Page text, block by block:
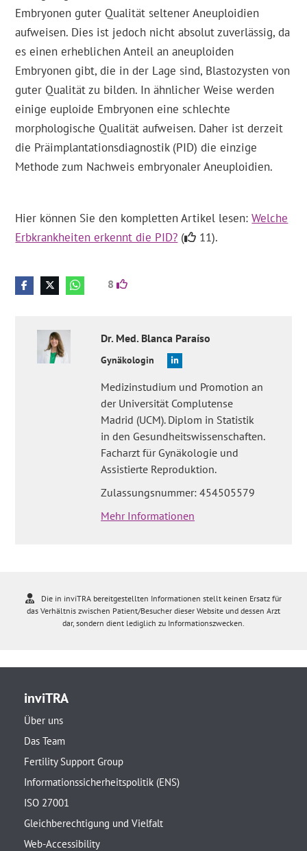
Embryonen guter Qualität seltener Aneuploidien
aufweisen. Dies ist jedoch nicht absolut zuverlässig, da
es einen erheblichen Anteil an aneuploiden
Embryonen gibt, die in der Lage sind, Blastozysten von
guter Qualität zu bilden. In ähnlicher Weise werden
einige euploide Embryonen eine schlechte
morphologische Qualität aufweisen. Daher ist derzeit
die Präimplantationsdiagnostik (PID) die einzige
Methode zum Nachweis embryonaler Aneuploidien.
Hier können Sie den kompletten Artikel lesen:Welche
Erbkrankheiten erkennt die PID? ( 11).
8
Dr. Med. Blanca Paraíso
Gynäkologin
Medizinstudium und Promotion an
der Universität Complutense
Madrid (UCM). Diplom in Statistik
in den Gesundheitswissenschaften.
Facharzt für Gynäkologie und
Assistierte Reproduktion.
Zulassungsnummer: 454505579
Mehr Informationen
Die in inviTRA bereitgestellten Informationen stellt keinen Ersatz für
das Verhältnis zwischen Patient/Besucher dieser Website und dessen Arzt
dar, sondern dient lediglich zu Informationszwecken.
inviTRA
Über uns
Das Team
Fertility Support Group
Informationssicherheitspolitik (ENS)
ISO 27001
Gleichberechtigung und Vielfalt
Web-Accessibility